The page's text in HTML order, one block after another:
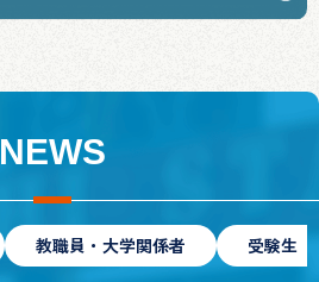
NEWS
教職員・大学関係者 受験生